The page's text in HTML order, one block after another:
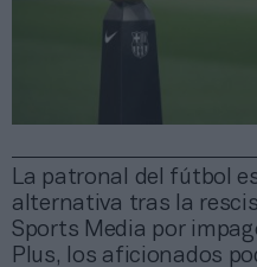
La patronal del fútbol
alternativa tras la
Sports Media por
Plus, los aficionados